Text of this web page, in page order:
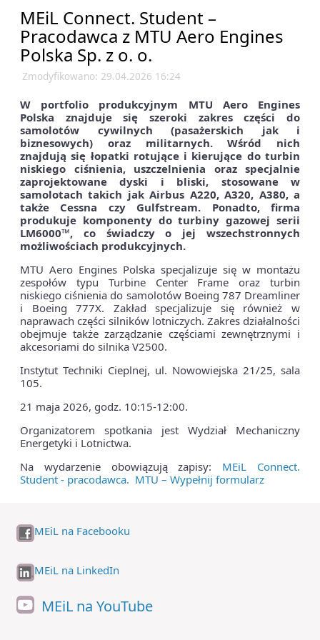
MEiL Connect. Student –
Pracodawca z MTU Aero Engines
Polska Sp. z o. o.
Zmodyfikowano: 29.04.2026 16:24
W portfolio produkcyjnym MTU Aero Engines
Polska znajduje się szeroki zakres części do
samolotów cywilnych (pasażerskich jak i
biznesowych) oraz militarnych. Wśród nich
znajdują się łopatki rotujące i kierujące do turbin
niskiego ciśnienia, uszczelnienia oraz specjalnie
zaprojektowane dyski i bliski, stosowane w
samolotach takich jak Airbus A220, A320, A380, a
także Cessna czy Gulfstream. Ponadto, firma
produkuje komponenty do turbiny gazowej serii
LM6000™, co świadczy o jej wszechstronnych
możliwościach produkcyjnych.
MTU Aero Engines Polska specjalizuje się w montażu
zespołów typu Turbine Center Frame oraz turbin
niskiego ciśnienia do samolotów Boeing 787 Dreamliner
i Boeing 777X. Zakład specjalizuje się również w
naprawach części silników lotniczych. Zakres działalności
obejmuje także zarządzanie częściami zewnętrznymi i
akcesoriami do silnika V2500.
Instytut Techniki Cieplnej, ul. Nowowiejska 21/25, sala
105.
21 maja 2026, godz. 10:15-12:00.
Organizatorem spotkania jest Wydział Mechaniczny
Energetyki i Lotnictwa.
Na wydarzenie obowiązują zapisy: MEiL Connect.
Student - pracodawca. MTU – Wypełnij formularz
MEiL na Facebooku
MEiL na LinkedIn
MEiL na YouTube